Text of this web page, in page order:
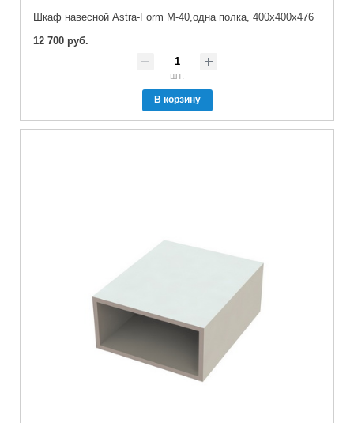
Шкаф навесной Astra-Form М-40,одна полка, 400х400х476
12 700 руб.
шт.
В корзину